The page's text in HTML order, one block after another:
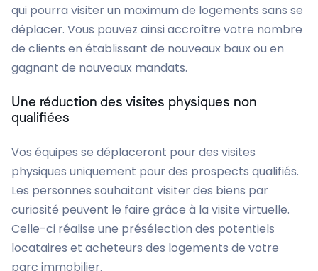
qui pourra visiter un maximum de logements sans se
déplacer. Vous pouvez ainsi accroître votre nombre
de clients en établissant de nouveaux baux ou en
gagnant de nouveaux mandats.
Une réduction des visites physiques non
qualifiées
Vos équipes se déplaceront pour des visites
physiques uniquement pour des prospects qualifiés.
Les personnes souhaitant visiter des biens par
curiosité peuvent le faire grâce à la visite virtuelle.
Celle-ci réalise une présélection des potentiels
locataires et acheteurs des logements de votre
parc immobilier.